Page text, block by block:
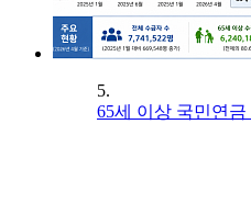
5.
65세 이상 국민연금